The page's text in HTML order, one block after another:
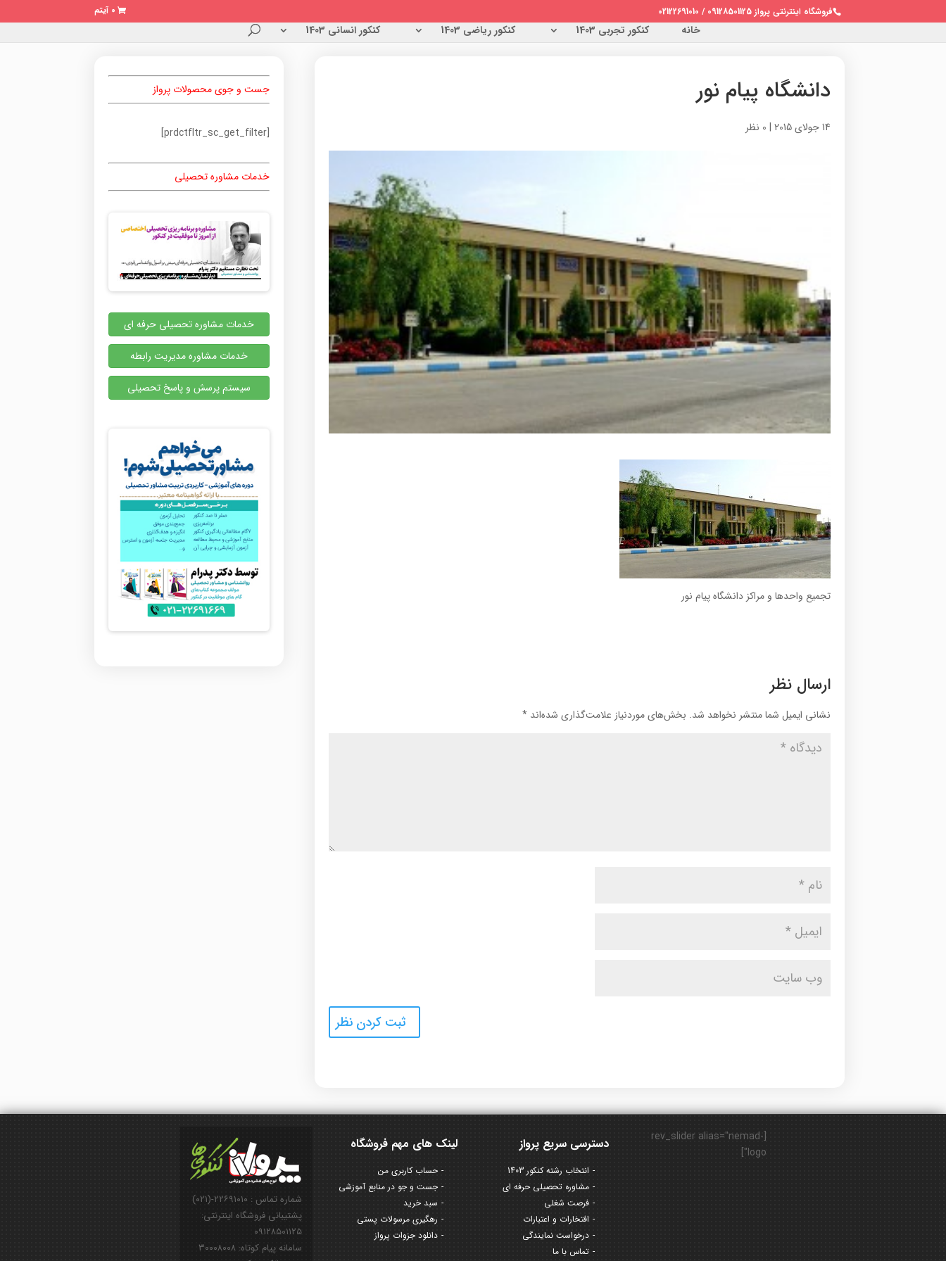
فروشگاه اینترنتی پرواز 09128501125 / 02122691010 0 آیتم
خانه کنکور تجربی 1403 کنکور ریاضی 1403 کنکور انسانی 1403
دانشگاه پیام نور
14 جولای 2015 | 0 نظر
تجمیع واحدها و مراکز دانشگاه پیام نور
ارسال نظر
نشانی ایمیل شما منتشر نخواهد شد. بخش‌های موردنیاز علامت‌گذاری شده‌اند*
جست و جوی محصولات پرواز
[prdctfltr_sc_get_filter]
خدمات مشاوره تحصیلی
خدمات مشاوره تحصیلی حرفه ای
خدمات مشاوره مدیریت رابطه
سیستم پرسش و پاسخ تحصیلی
شماره تماس : ۲۲۶۹۱۰۱۰-(۰۲۱)
پشتیبانی فروشگاه اینترنتی:
۰۹۱۲۸۵۰۱۱۲۵
سامانه پیام کوتاه: ۳۰۰۰۸۰۰۸
لینک های مهم فروشگاه
حساب کاربری من
جست و جو در منابع آموزشی
سبد خرید
رهگیری مرسولات پستی
دانلود جزوات پرواز
دسترسی سریع پرواز
انتخاب رشته کنکور 1403
مشاوره تحصیلی حرفه ای
فرصت شغلی
افتخارات و اعتبارات
درخواست نمایندگی
تماس با ما
[rev_slider alias="nemad-
logo"]